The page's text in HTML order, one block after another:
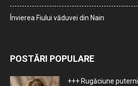
Învierea Fiului văduvei din Nain
POSTĂRI POPULARE
+++ Rugăciune